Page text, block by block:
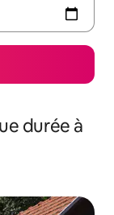
durée à